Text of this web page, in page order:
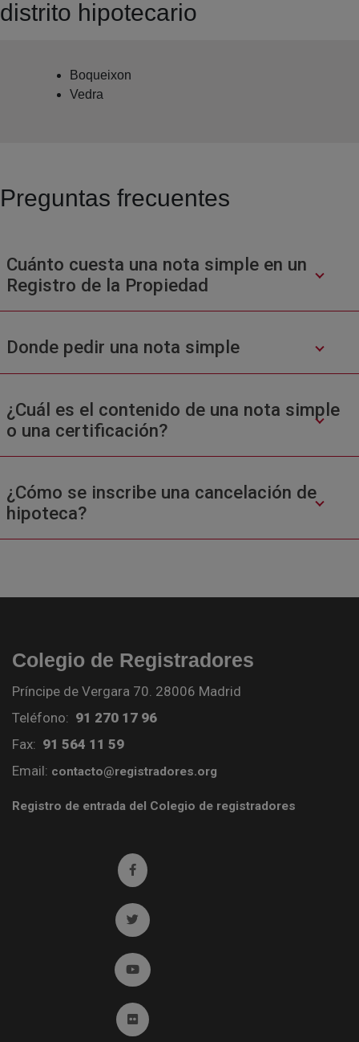
distrito hipotecario
Boqueixon
Vedra
Preguntas frecuentes
Cuánto cuesta una nota simple en un
Registro de la Propiedad
Donde pedir una nota simple
¿Cuál es el contenido de una nota simple
o una certificación?
¿Cómo se inscribe una cancelación de
hipoteca?
Colegio de Registradores
Príncipe de Vergara 70. 28006 Madrid
Teléfono: 91 270 17 96
Fax: 91 564 11 59
Email: contacto@registradores.org
Registro de entrada del Colegio de registradores
Ir a facebook (abre en ventana nueva)
Ir a twitter (abre en ventana nueva)
Ir a YouTube (abre en ventana nueva)
Ir a Flickr (abre en ventana nueva)